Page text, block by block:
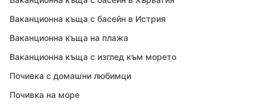
Ваканционна къща с басейн в Истрия
Ваканционна къща на плажа
Ваканционна къща с изглед към морето
Почивка с домашни любимци
Почивка на море